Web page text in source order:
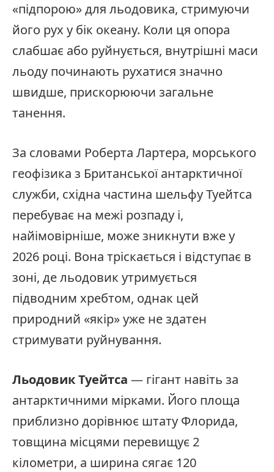
«підпорою» для льодовика, стримуючи
його рух у бік океану. Коли ця опора
слабшає або руйнується, внутрішні маси
льоду починають рухатися значно
швидше, прискорюючи загальне
танення.
За словами Роберта Лартера, морського
геофізика з Британської антарктичної
служби, східна частина шельфу Туейтса
перебуває на межі розпаду і,
найімовірніше, може зникнути вже у
2026 році. Вона тріскається і відступає в
зоні, де льодовик утримується
підводним хребтом, однак цей
природний «якір» уже не здатен
стримувати руйнування.
Льодовик Туейтса — гігант навіть за
антарктичними мірками. Його площа
приблизно дорівнює штату Флорида,
товщина місцями перевищує 2
кілометри, а ширина сягає 120